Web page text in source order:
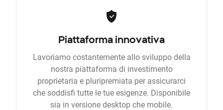
Piattaforma innovativa
Lavoriamo costantemente allo sviluppo della
nostra piattaforma di investimento
proprietaria e pluripremiata per assicurarci
che soddisfi tutte le tue esigenze. Disponibile
sia in versione desktop che mobile.